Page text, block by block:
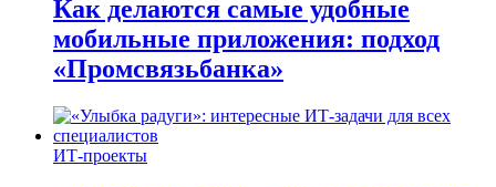
Как делаются самые удобные
мобильные приложения: подход
«Промсвязьбанка»
ИТ-проекты